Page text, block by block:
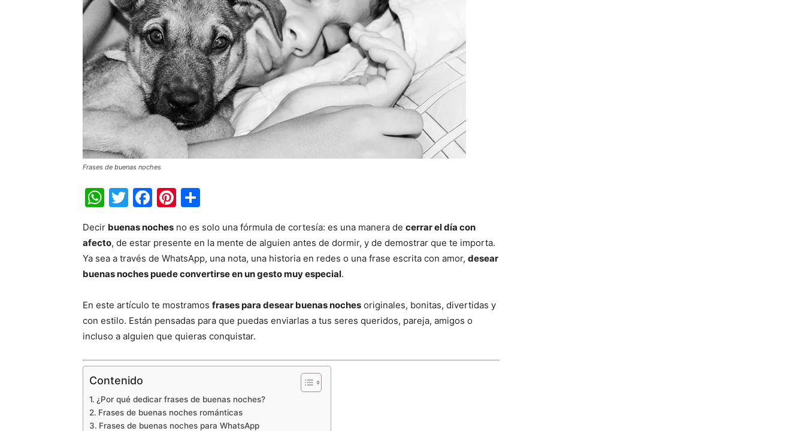
Frases de buenas noches
WhatsApp
Twitter
Facebook
Pinterest
Decir buenas noches no es solo una fórmula de cortesía: es una manera de cerrar el día con
afecto, de estar presente en la mente de alguien antes de dormir, y de demostrar que te importa.
Ya sea a través de WhatsApp, una nota, una historia en redes o una frase escrita con amor, desear
buenas noches puede convertirse en un gesto muy especial.
En este artículo te mostramos frases para desear buenas noches originales, bonitas, divertidas y
con estilo. Están pensadas para que puedas enviarlas a tus seres queridos, pareja, amigos o
incluso a alguien que quieras conquistar.
Contenido
¿Por qué dedicar frases de buenas noches?
Frases de buenas noches románticas
Frases de buenas noches para WhatsApp